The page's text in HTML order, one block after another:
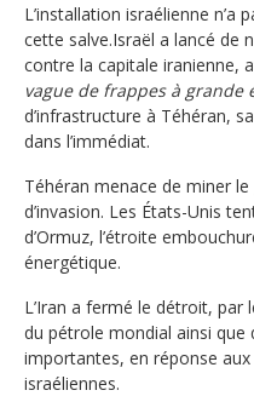
L’installation israélienne n’a
cette salve.Israël a lancé de
contre la capitale iranienne,
vague de frappes à grande
d’infrastructure à Téhéran,
dans l’immédiat.
Téhéran menace de miner
d’invasion. Les États-Unis
d’Ormuz, l’étroite
énergétique.
L’Iran a fermé le détroit, par
du pétrole mondial ainsi que
importantes, en réponse
israéliennes.